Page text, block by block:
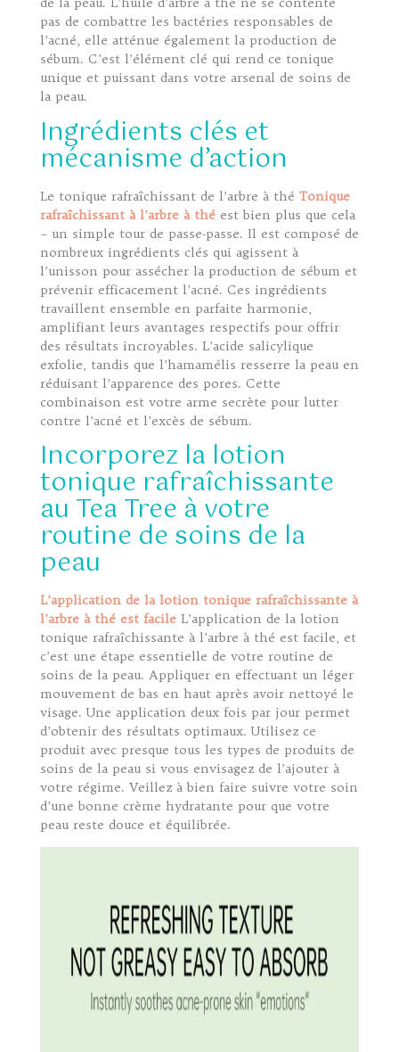
pas de combattre les bactéries responsables de
l’acné, elle atténue également la production de
sébum. C’est l’élément clé qui rend ce tonique
unique et puissant dans votre arsenal de soins de
la peau.
Ingrédients clés et
mécanisme d’action
Le tonique rafraîchissant de l’arbre à thé Tonique
rafraîchissant à l’arbre à thé est bien plus que cela
– un simple tour de passe-passe. Il est composé de
nombreux ingrédients clés qui agissent à
l’unisson pour assécher la production de sébum et
prévenir efficacement l’acné. Ces ingrédients
travaillent ensemble en parfaite harmonie,
amplifiant leurs avantages respectifs pour offrir
des résultats incroyables. L’acide salicylique
exfolie, tandis que l’hamamélis resserre la peau en
réduisant l’apparence des pores. Cette
combinaison est votre arme secrète pour lutter
contre l’acné et l’excès de sébum.
Incorporez la lotion
tonique rafraîchissante
au Tea Tree à votre
routine de soins de la
peau
L’application de la lotion tonique rafraîchissante à
l’arbre à thé est facile L’application de la lotion
tonique rafraîchissante à l’arbre à thé est facile, et
c’est une étape essentielle de votre routine de
soins de la peau. Appliquer en effectuant un léger
mouvement de bas en haut après avoir nettoyé le
visage. Une application deux fois par jour permet
d’obtenir des résultats optimaux. Utilisez ce
produit avec presque tous les types de produits de
soins de la peau si vous envisagez de l’ajouter à
votre régime. Veillez à bien faire suivre votre soin
d’une bonne crème hydratante pour que votre
peau reste douce et équilibrée.